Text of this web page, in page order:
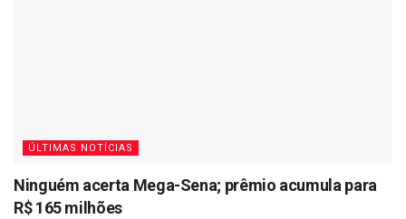
ÚLTIMAS NOTÍCIAS
Ninguém acerta Mega-Sena; prêmio acumula para
R$ 165 milhões